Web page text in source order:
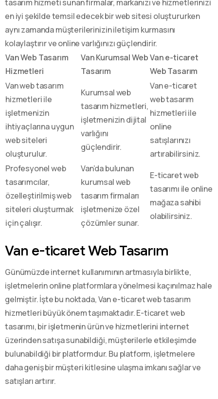
tasarım hizmeti sunan firmalar, markanızı ve hizmetlerinizi
en iyi şekilde temsil edecek bir web sitesi oluştururken
aynı zamanda müşterilerinizin iletişim kurmasını
kolaylaştırır ve online varlığınızı güçlendirir.
Van Web Tasarım
Hizmetleri
Van Kurumsal Web
Tasarım
Van e-ticaret
Web Tasarım
Van web tasarım
hizmetleri ile
işletmenizin
ihtiyaçlarına uygun
web siteleri
oluşturulur.
Kurumsal web
tasarım hizmetleri,
işletmenizin dijital
varlığını
güçlendirir.
Van e-ticaret
web tasarım
hizmetleri ile
online
satışlarınızı
artırabilirsiniz.
Profesyonel web
tasarımcılar,
özelleştirilmiş web
siteleri oluşturmak
için çalışır.
Van’da bulunan
kurumsal web
tasarım firmaları
işletmenize özel
çözümler sunar.
E-ticaret web
tasarımı ile online
mağaza sahibi
olabilirsiniz.
Van e-ticaret Web Tasarım
Günümüzde internet kullanımının artmasıyla birlikte,
işletmelerin online platformlara yönelmesi kaçınılmaz hale
gelmiştir. İşte bu noktada, Van e-ticaret web tasarım
hizmetleri büyük önem taşımaktadır. E-ticaret web
tasarımı, bir işletmenin ürün ve hizmetlerini internet
üzerinden satışa sunabildiği, müşterilerle etkileşimde
bulunabildiği bir platformdur. Bu platform, işletmelere
daha geniş bir müşteri kitlesine ulaşma imkanı sağlar ve
satışları artırır.